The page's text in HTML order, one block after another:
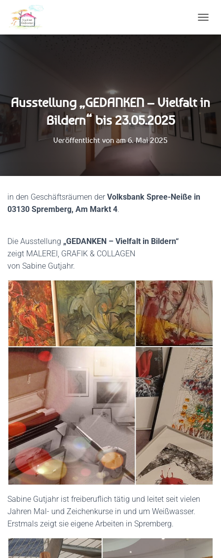
A
O
N
C
L
Ausstellung „GEDANKEN – Vielfalt in
Bildern“ bis 23.05.2025
Veröffentlicht von am6. Mai 2025
in den Geschäftsräumen derVolksbank Spree-Neiße in
03130 Spremberg, Am Markt 4.
Die Ausstellung „GEDANKEN – Vielfalt in Bildern“
zeigt MALEREI, GRAFIK & COLLAGEN
von Sabine Gutjahr.
Sabine Gutjahr ist freiberuflich tätig und leitet seit vielen
Jahren Mal- und Zeichenkurse in und um Weißwasser.
Erstmals zeigt sie eigene Arbeiten in Spremberg.